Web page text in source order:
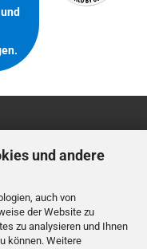
und andere
auch von
der Website zu
zu analysieren und Ihnen
können. Weitere